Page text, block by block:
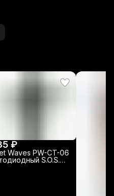
₽
Waves PW-CT-06
S.O.S.